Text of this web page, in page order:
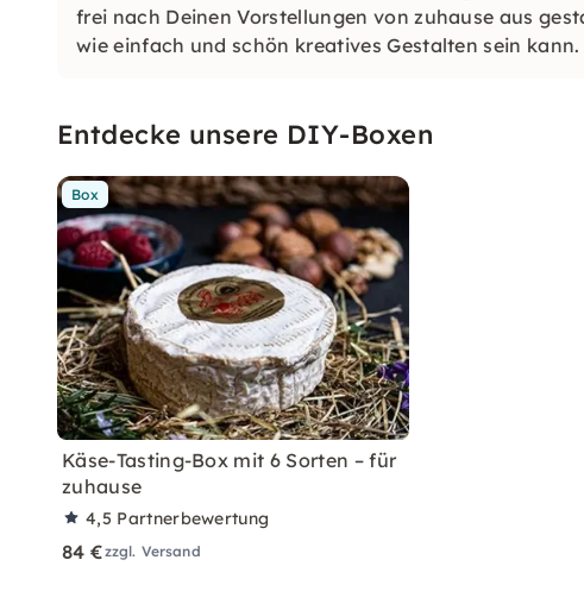
frei nach Deinen Vorstellungen von zuhause aus
wie einfach und schön kreatives Gestalten sein kann.
Entdecke unsere DIY-Boxen
Box
Käse-Tasting-Box mit 6 Sorten – für
zuhause
4,5 Partnerbewertung
84 €zzgl. Versand